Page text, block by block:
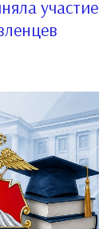
участие